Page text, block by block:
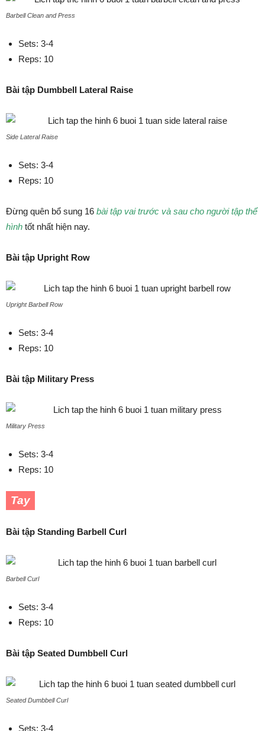
Barbell Clean and Press
Sets: 3-4
Reps: 10
Bài tập Dumbbell Lateral Raise
Side Lateral Raise
Sets: 3-4
Reps: 10
Đừng quên bổ sung 16 bài tập vai trước và sau cho người tập thể
hình tốt nhất hiện nay.
Bài tập Upright Row
Upright Barbell Row
Sets: 3-4
Reps: 10
Bài tập Military Press
Military Press
Sets: 3-4
Reps: 10
Tay
Bài tập Standing Barbell Curl
Barbell Curl
Sets: 3-4
Reps: 10
Bài tập Seated Dumbbell Curl
Seated Dumbbell Curl
Sets: 3-4